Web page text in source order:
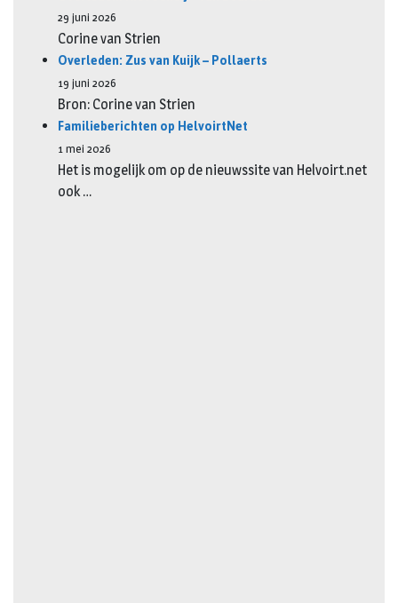
29 juni 2026
Corine van Strien
Overleden: Zus van Kuijk – Pollaerts
19 juni 2026
Bron: Corine van Strien
Familieberichten op HelvoirtNet
1 mei 2026
Het is mogelijk om op de nieuwssite van Helvoirt.net
ook …